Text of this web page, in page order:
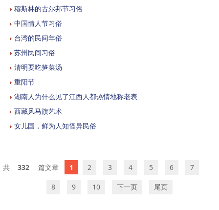
穆斯林的古尔邦节习俗
中国情人节习俗
台湾的民间年俗
苏州民间习俗
清明要吃笋菜汤
重阳节
湖南人为什么见了江西人都热情地称老表
西藏风马旗艺术
女儿国，鲜为人知怪异民俗
332 1 2 3 4 5 6 7
8 9 10 下一页 尾页